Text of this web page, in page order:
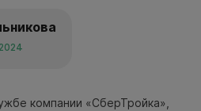
компании «СберТройка»,